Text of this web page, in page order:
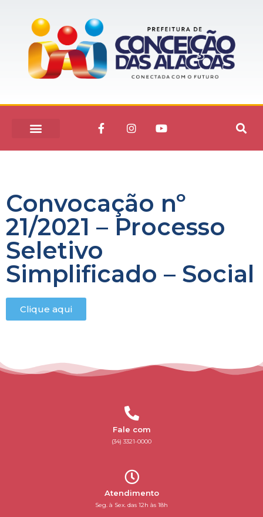
Convocação nº
21/2021 – Processo
Seletivo
Simplificado – Social
Clique aqui
Fale com
(34) 3321-0000
Atendimento
Seg. à Sex. das 12h às 18h